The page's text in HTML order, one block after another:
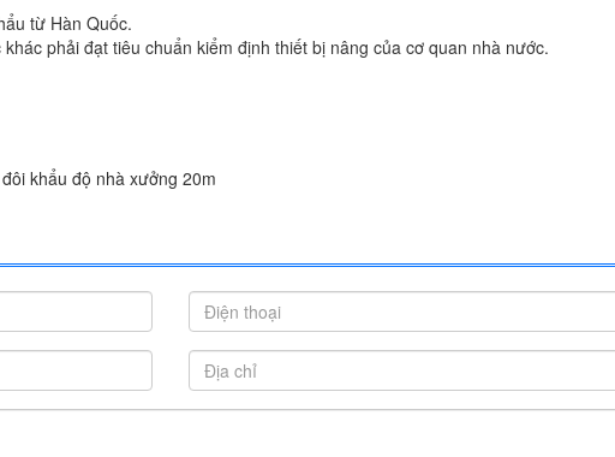
từ Hàn Quốc.
phải đạt tiêu chuẩn kiểm định thiết bị nâng của cơ quan nhà nước.
khẩu độ nhà xưởng 20m